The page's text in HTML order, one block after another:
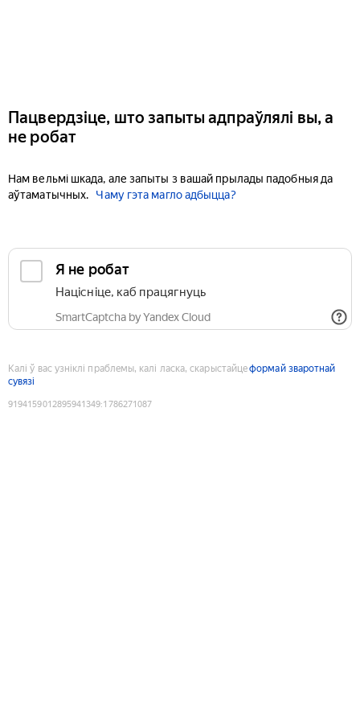
Пацвердзіце, што запыты адпраўлялі вы, а
не робат
Нам вельмі шкада, але запыты з вашай прылады падобныя да
аўтаматычных.
Чаму гэта магло адбыцца?
Я не робат
Націсніце, каб працягнуць
SmartCaptcha by Yandex Cloud
Калі ў вас узніклі праблемы, калі ласка, скарыстайцеформай зваротнай
сувязі
9194159012895941349:1786271087